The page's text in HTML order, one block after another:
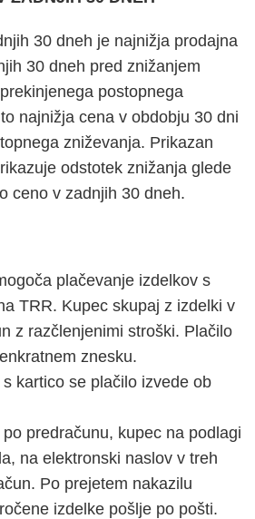
30 dneh je najnižja prodajna
30 dneh pred znižanjem
postopnega
najnižja cena v obdobju 30 dni
zniževanja. Prikazan
odstotek znižanja glede
ceno v zadnjih 30 dneh.
plačevanje izdelkov s
TRR. Kupec skupaj z izdelki v
z razčlenjenimi stroški. Plačilo
znesku.
kartico se plačilo izvede ob
predračunu, kupec na podlagi
na elektronski naslov v treh
Po prejetem nakazilu
izdelke pošlje po pošti.